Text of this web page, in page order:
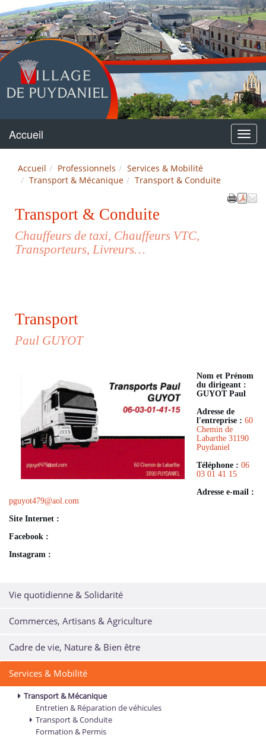
Puydaniel
Menu
Accueil
Accueil Professionnels
Services & Mobilité
Transport & Mécanique
Transport & Conduite
Transport & Conduite
Chauffeurs de taxi, Chauffeurs VTC,
Transporteurs, Livreurs…
Transport
Paul GUYOT
Nom et Prénom
du dirigeant :
GUYOT Paul
Adresse de
l'entreprise : 60
Chemin de
Labarthe 31190
Puydaniel
Téléphone : 06
03 01 41 15
Adresse e-mail :
pguyot479@aol.com
Site Internet :
Facebook :
Instagram :
Vie quotidienne & Solidarité
Commerces, Artisans & Agriculture
Cadre de vie, Nature & Bien être
Services & Mobilité
Transport & Mécanique
Entretien & Réparation de véhicules
Transport & Conduite
Formation & Permis